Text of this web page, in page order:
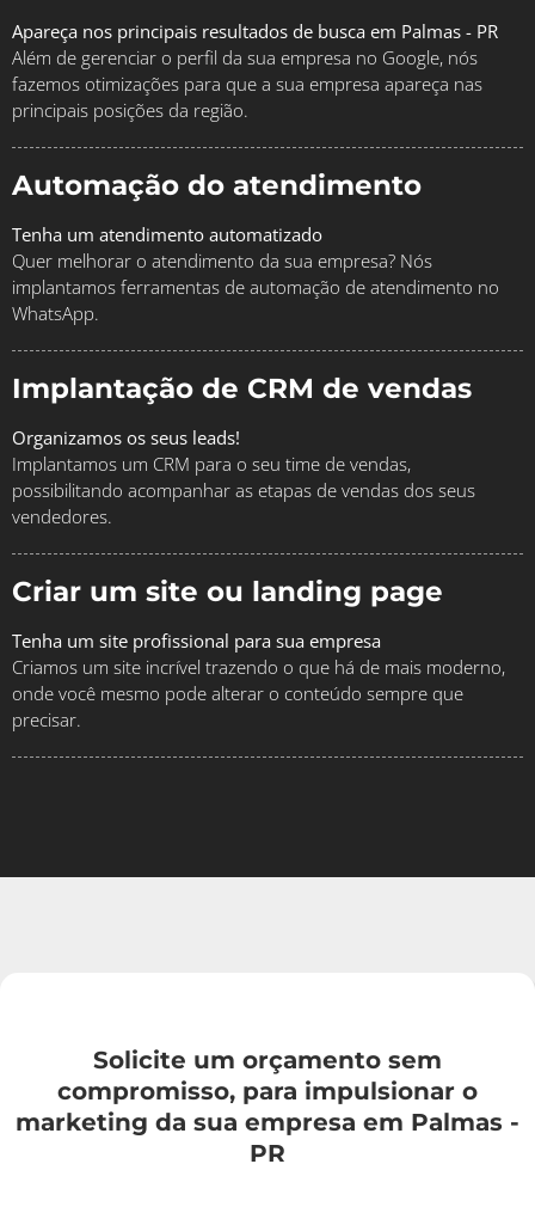
Apareça nos principais resultados de busca em Palmas - PR
Além de gerenciar o perfil da sua empresa no Google, nós
fazemos otimizações para que a sua empresa apareça nas
principais posições da região.
Automação do atendimento
Tenha um atendimento automatizado
Quer melhorar o atendimento da sua empresa? Nós
implantamos ferramentas de automação de atendimento no
WhatsApp.
Implantação de CRM de vendas
Organizamos os seus leads!
Implantamos um CRM para o seu time de vendas,
possibilitando acompanhar as etapas de vendas dos seus
vendedores.
Criar um site ou landing page
Tenha um site profissional para sua empresa
Criamos um site incrível trazendo o que há de mais moderno,
onde você mesmo pode alterar o conteúdo sempre que
precisar.
Solicite um orçamento sem
compromisso, para impulsionar o
marketing da sua empresa em Palmas -
PR